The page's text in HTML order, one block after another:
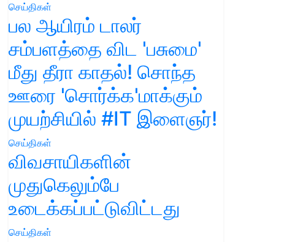
செய்திகள்
பல ஆயிரம் டாலர்
சம்பளத்தை விட 'பசுமை'
மீது தீரா காதல்! சொந்த
ஊரை 'சொர்க்க'மாக்கும்
முயற்சியில் #IT இளைஞர்!
செய்திகள்
விவசாயிகளின்
முதுகெலும்பே
உடைக்கப்பட்டுவிட்டது
செய்திகள்